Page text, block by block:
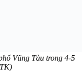
Vũng Tàu trong 4-5